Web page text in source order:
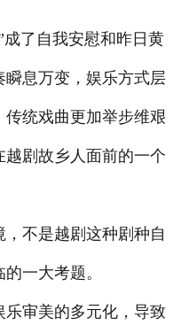
了自我安慰和昨日黄
息万变，娱乐方式层
统戏曲更加举步维艰
剧故乡人面前的一个
不是越剧这种剧种自
一大考题。
审美的多元化，导致